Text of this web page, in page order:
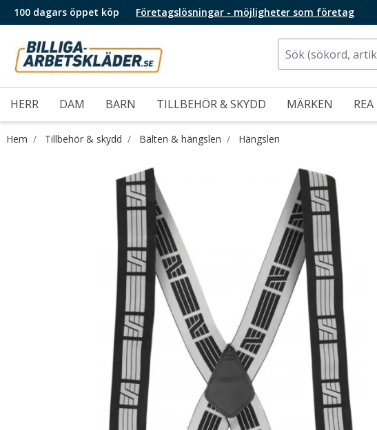
100 dagars öppet köp Företagslösningar - möjligheter som företag
HERR DAM BARN TILLBEHÖR & SKYDD MÄRKEN REA
Hem Tillbehör & skydd Bälten & hängslen Hängslen